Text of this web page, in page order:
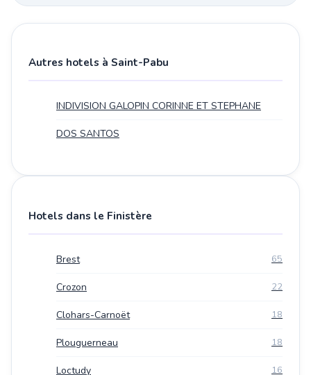
Autres hotels à Saint-Pabu
INDIVISION GALOPIN CORINNE ET STEPHANE
DOS SANTOS
Hotels dans le Finistère
Brest 65
Crozon 22
Clohars-Carnoët 18
Plouguerneau 18
Loctudy 16